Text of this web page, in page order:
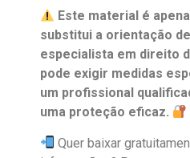
Este material é
substitui a orientação
especialista em direito
pode exigir medidas
um profissional
uma proteção eficaz.
Quer baixar